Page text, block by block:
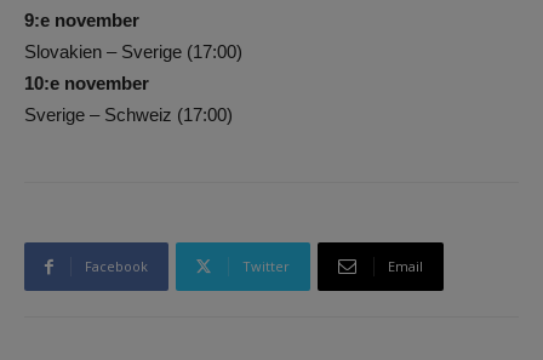
9:e november
Slovakien – Sverige (17:00)
10:e november
Sverige – Schweiz (17:00)
Facebook Twitter Email